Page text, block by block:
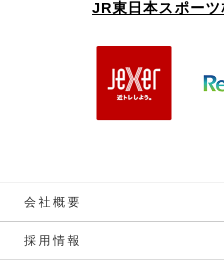
JR東日本スポー
会社概要
採用情報